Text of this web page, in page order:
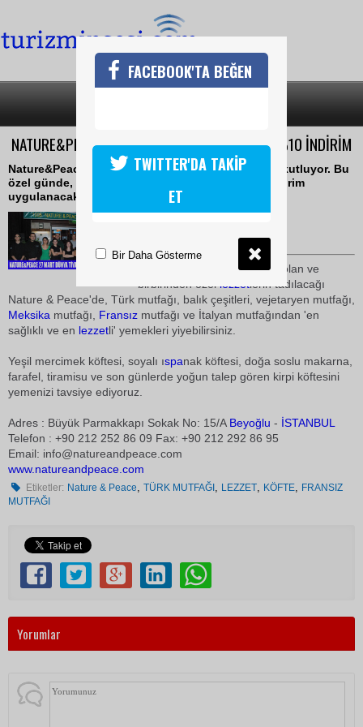
NATURE&PEACE'DEN TİYATRO SANATÇILARINA %10 İNDİRİM
Nature&Peace, 27 Mart Dünya Tiyatrolar Günü'nü kutluyor. Bu
özel günde, tüm tiyatro sanatçılarına yüzde 10 indirim
uygulanacak.
Sağlıklı beslenmenin adresi olan ve
birbirinden özellezzetlerin tadılacağı
Nature & Peace'de, Türk mutfağı, balık çeşitleri, vejetaryen mutfağı,
Meksika mutfağı, Fransız mutfağı ve İtalyan mutfağından 'en
sağlıklı ve en lezzetli' yemekleri yiyebilirsiniz.
Yeşil mercimek köftesi, soyalı ıspanak köftesi, doğa soslu makarna,
farafel, tiramisu ve son günlerde yoğun talep gören kirpi köftesini
yemenizi tavsiye ediyoruz.
Adres : Büyük Parmakkapı Sokak No: 15/A Beyoğlu - İSTANBUL
Telefon : +90 212 252 86 09 Fax: +90 212 292 86 95
Email: info@natureandpeace.com
www.natureandpeace.com
Etiketler: Nature & Peace,TÜRK MUTFAĞI , LEZZET, KÖFTE, FRANSIZ
MUTFAĞI
Yorumlar
FACEBOOK'TA BEĞEN
TWITTER'DA TAKİP
ET
Bir Daha Gösterme